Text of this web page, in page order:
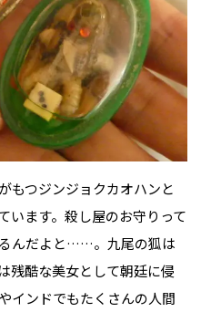
もつジンジョクカオハンと
います。殺し屋のお守りって
んだよと……。九尾の狐は
残酷な美女として朝廷に侵
インドでもたくさんの人間